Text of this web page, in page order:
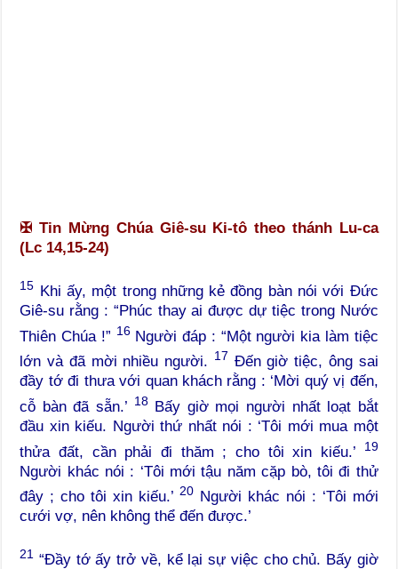
✠Tin Mừng Chúa Giê-su Ki-tô theo thánh Lu-ca
(Lc 14,15-24)
15 Khi ấy, một trong những kẻ đồng bàn nói với Đức
Giê-su rằng : “Phúc thay ai được dự tiệc trong Nước
Thiên Chúa !” 16Người đáp : “Một người kia làm tiệc
lớn và đã mời nhiều người. 17 Đến giờ tiệc, ông sai
đầy tớ đi thưa với quan khách rằng : ‘Mời quý vị đến,
cỗ bàn đã sẵn.’ 18Bấy giờ mọi người nhất loạt bắt
đầu xin kiếu. Người thứ nhất nói : ‘Tôi mới mua một
thửa đất, cần phải đi thăm ; cho tôi xin kiếu.’
19
Người khác nói : ‘Tôi mới tậu năm cặp bò, tôi đi thử
đây ; cho tôi xin kiếu.’ 20 Người khác nói : ‘Tôi mới
cưới vợ, nên không thể đến được.’
21 “Đầy tớ ấy trở về, kể lại sự việc cho chủ. Bấy giờ